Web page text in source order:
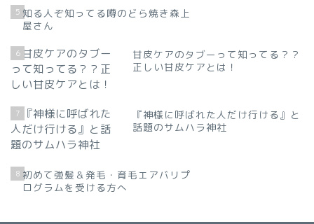
5 知る人ぞ知ってる噂のどら焼き森上
屋さん
6
甘皮ケアのタブーって知ってる？？
正しい甘皮ケアとは！
7
『神様に呼ばれた人だけ行ける』と
話題のサムハラ神社
8 初めて強髪＆発毛・育毛エアバリプ
ログラムを受ける方へ